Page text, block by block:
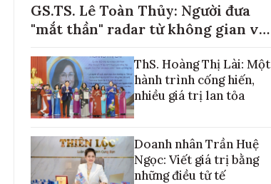
GS.TS. Lê Toàn Thủy: Người đưa
"mắt thần" radar từ không gian về
ThS. Hoàng Thị Lài: Một
hành trình cống hiến,
nhiều giá trị lan tỏa
Doanh nhân Trần Huệ
Ngọc: Viết giá trị bằng
những điều tử tế